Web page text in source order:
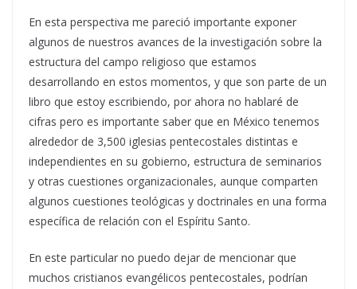
En esta perspectiva me pareció importante exponer
algunos de nuestros avances de la investigación sobre la
estructura del campo religioso que estamos
desarrollando en estos momentos, y que son parte de un
libro que estoy escribiendo, por ahora no hablaré de
cifras pero es importante saber que en México tenemos
alrededor de 3,500 iglesias pentecostales distintas e
independientes en su gobierno, estructura de seminarios
y otras cuestiones organizacionales, aunque comparten
algunos cuestiones teológicas y doctrinales en una forma
específica de relación con el Espíritu Santo.
En este particular no puedo dejar de mencionar que
muchos cristianos evangélicos pentecostales, podrían